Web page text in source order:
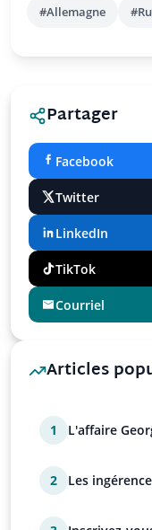
#Allemagne
Partager
Facebook
Twitter
LinkedIn
TikTok
Courriel
Articles
1 L'affaire
2 Les